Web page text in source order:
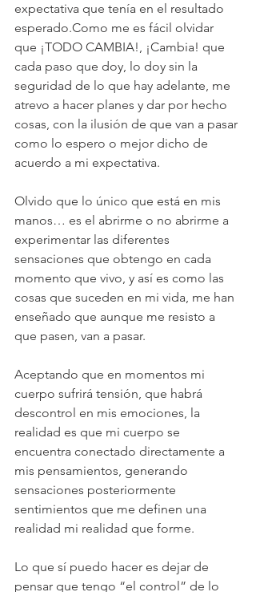
expectativa que tenía en el resultado
esperado.Como me es fácil olvidar
que ¡TODO CAMBIA!, ¡Cambia! que
cada paso que doy, lo doy sin la
seguridad de lo que hay adelante, me
atrevo a hacer planes y dar por hecho
cosas, con la ilusión de que van a pasar
como lo espero o mejor dicho de
acuerdo a mi expectativa.
Olvido que lo único que está en mis
manos… es el abrirme o no abrirme a
experimentar las diferentes
sensaciones que obtengo en cada
momento que vivo, y así es como las
cosas que suceden en mi vida, me han
enseñado que aunque me resisto a
que pasen, van a pasar.
Aceptando que en momentos mi
cuerpo sufrirá tensión, que habrá
descontrol en mis emociones, la
realidad es que mi cuerpo se
encuentra conectado directamente a
mis pensamientos, generando
sensaciones posteriormente
sentimientos que me definen una
realidad mi realidad que forme.
Lo que sí puedo hacer es dejar de
pensar que tengo “el control” de lo